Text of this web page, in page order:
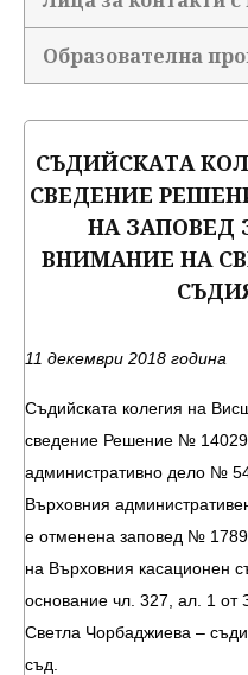
Образователна
СЪДИЙСКАТА
СВЕДЕНИЕ
НА ЗАПОВЕД
ВНИМАНИЕ НА
11 декември 2018 година
Съдийската колегия на
сведение Решение №
административно дело №
Върховния
е отменена заповед №
на Върховния касационен
основание чл. 327, ал. 1 от
Светла Чорбаджиева –
съд.